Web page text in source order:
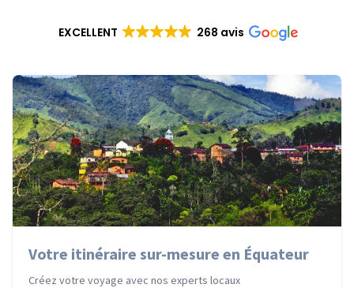
EXCELLENT 268 avis
Votre itinéraire sur-mesure en Équateur
Créez votre voyage avec nos experts locaux